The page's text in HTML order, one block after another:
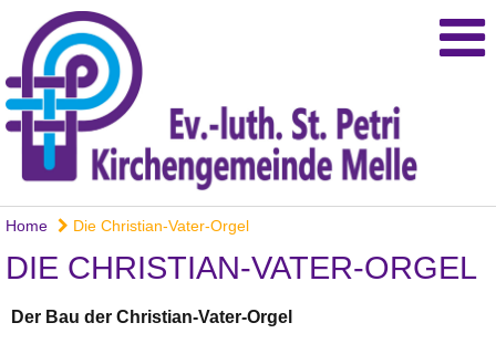
Home Die Christian-Vater-Orgel
DIE CHRISTIAN-VATER-ORGEL
Der Bau der Christian-Vater-Orgel